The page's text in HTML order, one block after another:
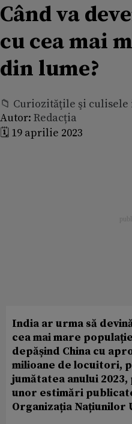
Când va
cu cea mai
din lume?
📁 Curiozităţile şi
Autor: Redacția
🗓️ 19 aprilie 2023
India ar urma să
cea mai mare
depășind China cu
milioane de locuitori,
jumătatea anului
unor estimări
Organizația Națiunilor